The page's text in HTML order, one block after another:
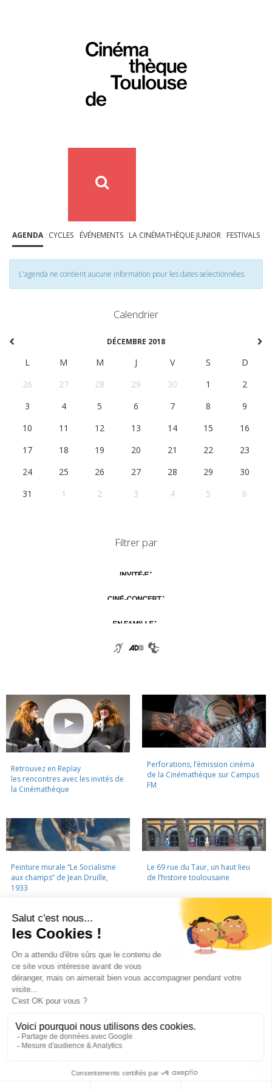
AGENDA CYCLES ÉVÉNEMENTS LA CINÉMATHÈQUE JUNIOR FESTIVALS
L'agenda ne contient aucune information pour les dates selectionnées
Calendrier
DÉCEMBRE 2018
L M M J V S
D
26
27 28 29 30 1
2
3
4 5 6 7 8
9
10
11 12 13 14 15
16
17
18 19 20 21 22
23
24
25 26 27 28 29
30
31
1 2 3 4 5 6
Filtrer par
Retrouvez en Replay
les rencontres avec les invités de
la Cinémathèque
Perforations, l’émission cinéma
de la Cinémathèque sur Campus
FM
Peinture murale “Le Socialisme
aux champs” de Jean Druille,
1933
Le 69 rue du Taur, un haut lieu
de l’histoire toulousaine
LA CINÉMATHÈQUE · CONTACTS · LETTRE D'INFORMATION ·
PARTENAIRES · MENTIONS LÉGALES
La Cinémathèque de Toulouse
La Cinémathèque de Toulouse © 2015. Tous droits réservés.